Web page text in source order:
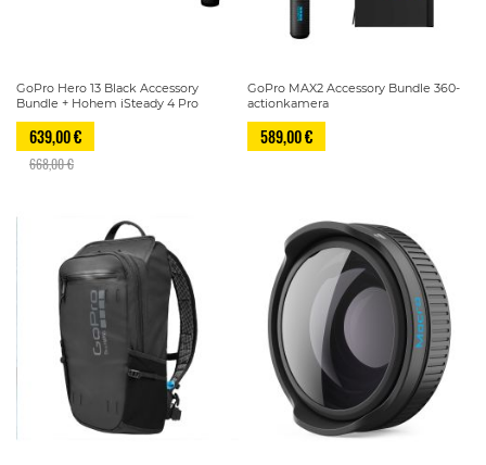
GoPro Hero 13 Black Accessory
Bundle + Hohem iSteady 4 Pro
639,00 €
668,00 €
GoPro MAX2 Accessory Bundle 360-
actionkamera
589,00 €